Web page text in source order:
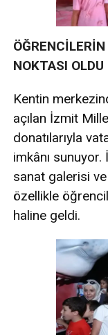
NOKTASI OLDU
Kentin
açılan İzmit
donatılarıyla
imkânı
sanat galerisi
özellikle
haline geldi.